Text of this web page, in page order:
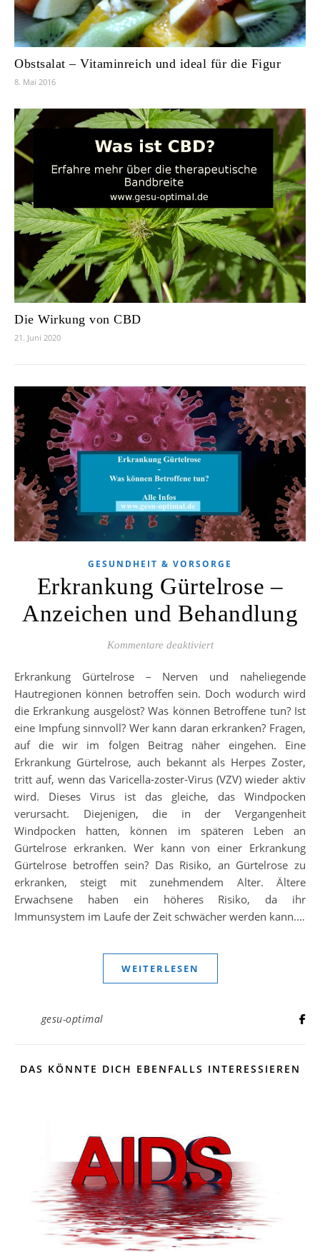
Obstsalat – Vitaminreich und ideal für die Figur
8. Mai 2016
Die Wirkung von CBD
21. Juni 2020
GESUNDHEIT & VORSORGE
Erkrankung Gürtelrose –
Anzeichen und Behandlung
Kommentare deaktiviertfür Erkrankung
Erkrankung Gürtelrose – Nerven und naheliegende
Hautregionen können betroffen sein. Doch wodurch wird
die Erkrankung ausgelöst? Was können Betroffene tun? Ist
eine Impfung sinnvoll? Wer kann daran erkranken? Fragen,
auf die wir im folgen Beitrag näher eingehen. Eine
Erkrankung Gürtelrose, auch bekannt als Herpes Zoster,
tritt auf, wenn das Varicella-zoster-Virus (VZV) wieder aktiv
wird. Dieses Virus ist das gleiche, das Windpocken
verursacht. Diejenigen, die in der Vergangenheit
Windpocken hatten, können im späteren Leben an
Gürtelrose erkranken. Wer kann von einer Erkrankung
Gürtelrose betroffen sein? Das Risiko, an Gürtelrose zu
erkranken, steigt mit zunehmendem Alter. Ältere
Erwachsene haben ein höheres Risiko, da ihr
Immunsystem im Laufe der Zeit schwächer werden kann.…
WEITERLESEN
gesu-optimal
DAS KÖNNTE DICH EBENFALLS INTERESSIEREN